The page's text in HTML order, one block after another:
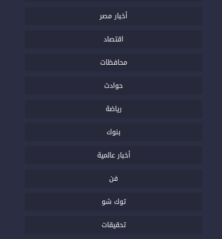
أخبار مصر
اقتصاد
محافظات
حوادث
رياضة
بنوك
أخبار عالمية
فن
توك شو
تحقيقات